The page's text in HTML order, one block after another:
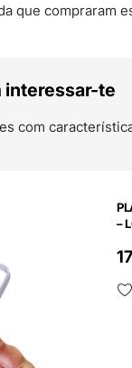
que compraram
interessar-te
com
–